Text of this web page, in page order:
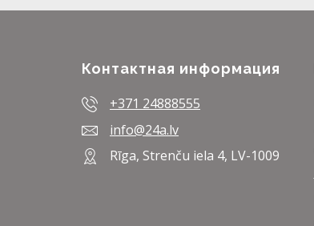
Контактная информация
+371 24888555
info@24a.lv
Rīga, Strenču iela 4, LV-1009